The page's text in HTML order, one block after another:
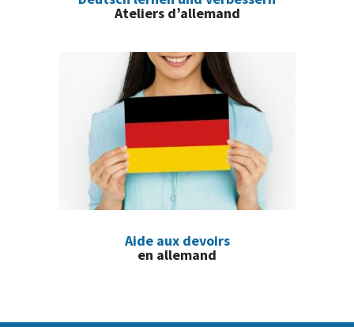
Ateliers d’allemand
Aide aux devoirs
en allemand